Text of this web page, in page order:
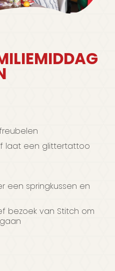
laat een glittertattoo
een springkussen en
bezoek van Stitch om